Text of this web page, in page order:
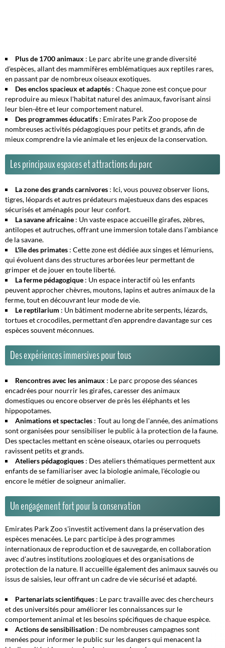
Plus de 1700 animaux : Le parc abrite une grande diversité
d'espèces, allant des mammifères emblématiques aux reptiles rares,
en passant par de nombreux oiseaux exotiques.
Des enclos spacieux et adaptés : Chaque zone est conçue pour
reproduire au mieux l'habitat naturel des animaux, favorisant ainsi
leur bien-être et leur comportement naturel.
Des programmes éducatifs : Emirates Park Zoo propose de
nombreuses activités pédagogiques pour petits et grands, afin de
mieux comprendre la vie animale et les enjeux de la conservation.
Les principaux espaces et attractions du parc
La zone des grands carnivores : Ici, vous pouvez observer lions,
tigres, léopards et autres prédateurs majestueux dans des espaces
sécurisés et aménagés pour leur confort.
La savane africaine : Un vaste espace accueille girafes, zèbres,
antilopes et autruches, offrant une immersion totale dans l'ambiance
de la savane.
L'île des primates : Cette zone est dédiée aux singes et lémuriens,
qui évoluent dans des structures arborées leur permettant de
grimper et de jouer en toute liberté.
La ferme pédagogique : Un espace interactif où les enfants
peuvent approcher chèvres, moutons, lapins et autres animaux de la
ferme, tout en découvrant leur mode de vie.
Le reptilarium : Un bâtiment moderne abrite serpents, lézards,
tortues et crocodiles, permettant d'en apprendre davantage sur ces
espèces souvent méconnues.
Des expériences immersives pour tous
Rencontres avec les animaux : Le parc propose des séances
encadrées pour nourrir les girafes, caresser des animaux
domestiques ou encore observer de près les éléphants et les
hippopotames.
Animations et spectacles : Tout au long de l'année, des animations
sont organisées pour sensibiliser le public à la protection de la faune.
Des spectacles mettant en scène oiseaux, otaries ou perroquets
ravissent petits et grands.
Ateliers pédagogiques : Des ateliers thématiques permettent aux
enfants de se familiariser avec la biologie animale, l'écologie ou
encore le métier de soigneur animalier.
Un engagement fort pour la conservation
Emirates Park Zoo s'investit activement dans la préservation des
espèces menacées. Le parc participe à des programmes
internationaux de reproduction et de sauvegarde, en collaboration
avec d'autres institutions zoologiques et des organisations de
protection de la nature. Il accueille également des animaux sauvés ou
issus de saisies, leur offrant un cadre de vie sécurisé et adapté.
Partenariats scientifiques : Le parc travaille avec des chercheurs
et des universités pour améliorer les connaissances sur le
comportement animal et les besoins spécifiques de chaque espèce.
Actions de sensibilisation : De nombreuses campagnes sont
menées pour informer le public sur les dangers qui menacent la